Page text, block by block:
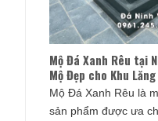
Mộ Đá Xanh Rêu tại
Mộ Đẹp cho Khu
Mộ Đá Xanh Rêu là
sản phẩm được ưa